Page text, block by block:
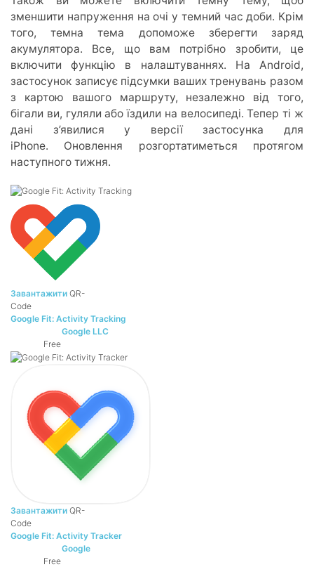
зменшити напруження на очі у темний час доби. Крім
того, темна тема допоможе зберегти заряд
акумулятора. Все, що вам потрібно зробити, це
включити функцію в налаштуваннях. На Android,
застосунок записує підсумки ваших тренувань разом
з картою вашого маршруту, незалежно від того,
бігали ви, гуляли або їздили на велосипеді. Тепер ті ж
дані з’явилися у версії застосунка для
iPhone. Оновлення розгортатиметься протягом
наступного тижня.
Завантажити QR-
Code
Google Fit: Activity Tracking
Google LLC
Free
Завантажити QR-
Code
Google Fit: Activity Tracker
Google
Free